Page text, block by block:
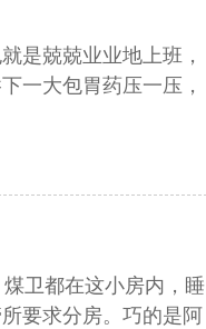
是兢兢业业地上班，
一大包胃药压一压，
卫都在这小房内，睡
要求分房。巧的是阿